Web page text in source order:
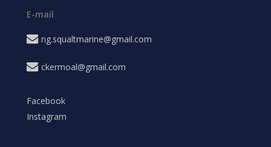
E-mail
ng.squaltmarine@gmail.com
ckermoal@gmail.com
Facebook
Instagram